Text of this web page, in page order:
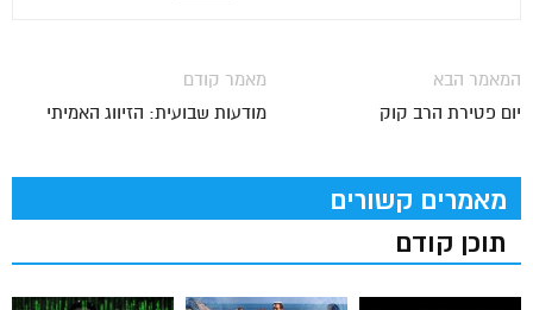
מאמר קודם
מודעות שבועית: הזיווג האמיתי
המאמר הבא
יום פטירת הרב קוק
מאמרים קשורים
תוכן קודם